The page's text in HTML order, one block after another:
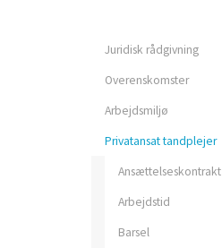
Juridisk rådgivning
Overenskomster
Arbejdsmiljø
Privatansat tandplejer
Ansættelseskontrakt
Arbejdstid
Barsel